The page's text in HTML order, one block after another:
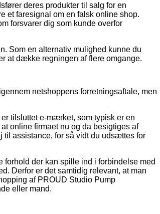
deres produkter til salg for en
et faresignal om en falsk online shop.
forsvarer dig som kunde overfor
Som en alternativ mulighed kunne du
at dække regningen af flere omgange.
netshoppens forretningsaftale, men
tilsluttet e-mærket, som typisk er en
online firmaet nu og da besigtiges af
til assistance, for så vidt du udsættes for
forhold der kan spille ind i forbindelse med
Derfor er det samtidig relevant, at man
af PROUD Studio Pump
eller mand.